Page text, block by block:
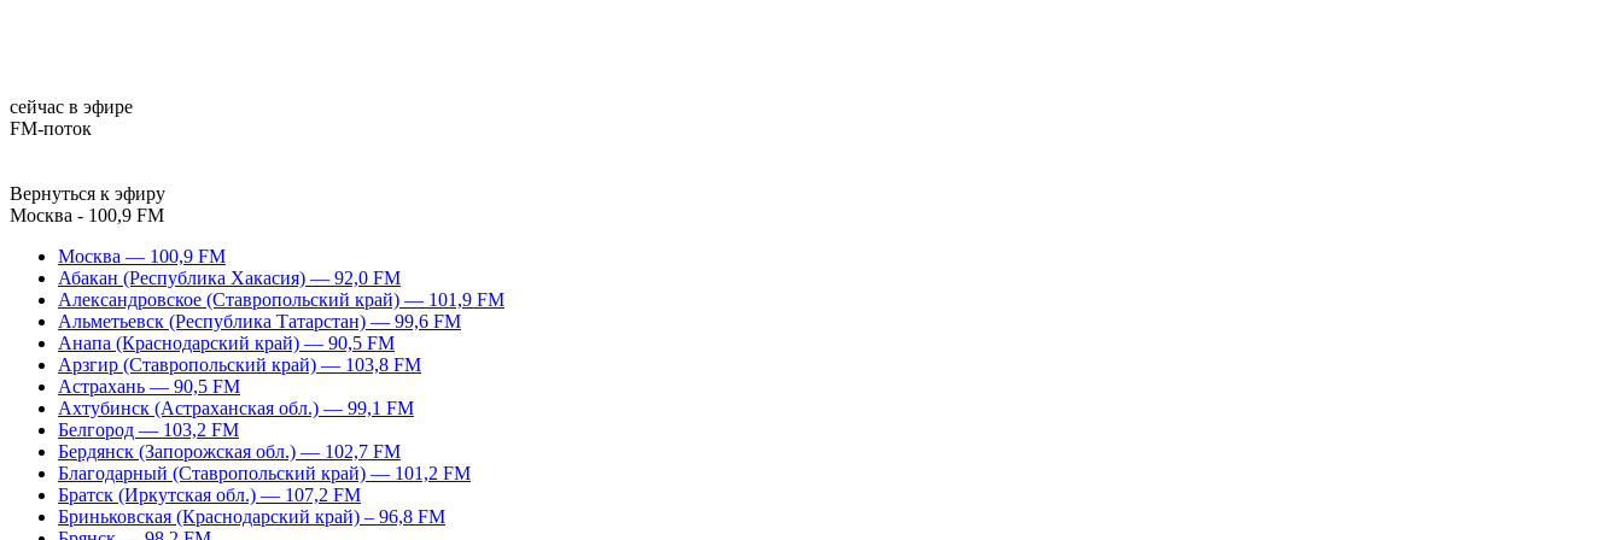
сейчас в эфире
FM-поток
Вернуться к эфиру
Москва - 100,9 FM
Москва — 100,9 FM
Абакан (Республика Хакасия) — 92,0 FM
Александровское (Ставропольский край) — 101,9 FM
Альметьевск (Республика Татарстан) — 99,6 FM
Анапа (Краснодарский край) — 90,5 FM
Арзгир (Ставропольский край) — 103,8 FM
Астрахань — 90,5 FM
Ахтубинск (Астраханская обл.) — 99,1 FM
Белгород — 103,2 FM
Бердянск (Запорожская обл.) — 102,7 FM
Благодарный (Ставропольский край) — 101,2 FM
Братск (Иркутская обл.) — 107,2 FM
Бриньковская (Краснодарский край) – 96,8 FM